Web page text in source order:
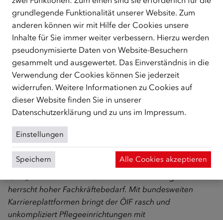
gibt die Möglichkeit zur Weiterbildung und
Qualifizierung. Damit schaffen Pflegeberufe vielfältige
und langfristige Perspektiven.“
Bernhard Strobl, Rotes Kreuz Steiermark:
„Potentielle
zukünftige Fachkräfte für die Pflege müssen gezielt
angesprochen und über die Vorteile dieses Berufsfeldes
informiert werden. Der Austausch zwischen
Interessent/innen und Pflegeorganisationen ist extrem
wichtig, um Hürden auf dem Weg in die Pflege
abzubauen. Die ÖIF-Karriereplattform: Pflege- und
Gesundheitsberufe bietet eine gute Möglichkeit dazu.“
Tamara Hildner, Leiterin des Teams Berufschancen im
herrscht hoher Fachkräftebedarf. Mit bundesweiten
Karriereplattformen bringt der ÖIF rasch und
unkompliziert Pflegeeinrichtungen mit
grundlegende Funktionalität unserer Website. Zum
anderen können wir mit Hilfe der Cookies unsere
Inhalte für Sie immer weiter verbessern. Hierzu werden
pseudonymisierte Daten von Website-Besuchern
gesammelt und ausgewertet. Das Einverständnis in die
Verwendung der Cookies können Sie jederzeit
widerrufen. Weitere Informationen zu Cookies auf
dieser Website finden Sie in unserer
Datenschutzerklärung und zu uns im Impressum.
Einstellungen
Speichern Alle Cookies akzeptieren